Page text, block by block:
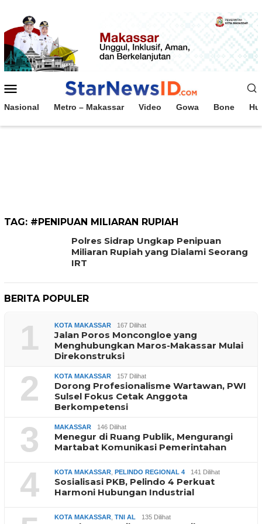
konten
Mobile
Nasional Metro – Makassar Video Gowa Bone
TAG: #PENIPUAN MILIARAN RUPIAH
Polres Sidrap Ungkap Penipuan
Miliaran Rupiah yang Dialami Seorang
IRT
BERITA POPULER
1 KOTA MAKASSAR 167 Dilihat
Jalan Poros Moncongloe yang
Menghubungkan Maros-Makassar Mulai
Direkonstruksi
2 KOTA MAKASSAR 157 Dilihat
Dorong Profesionalisme Wartawan, PWI
Sulsel Fokus Cetak Anggota
Berkompetensi
3 MAKASSAR 146 Dilihat
Menegur di Ruang Publik, Mengurangi
Martabat Komunikasi Pemerintahan
4 KOTA MAKASSAR PELINDO REGIONAL 4 141 Dilihat
Sosialisasi PKB, Pelindo 4 Perkuat
Harmoni Hubungan Industrial
KOTA MAKASSAR TNI AL 135 Dilihat